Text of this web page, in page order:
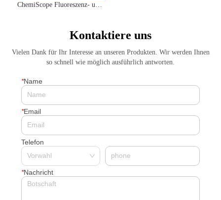
ChemiScope Fluoreszenz- und
LiteraturzusammenfassungKontaktiere uns
Vielen Dank für Ihr Interesse an unseren Produkten. Wir werden Ihnen
so schnell wie möglich ausführlich antworten.
*Name
*Email
Telefon
*Nachricht